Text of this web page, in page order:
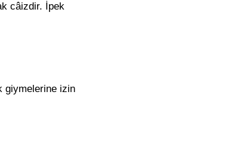
câizdir. İpek
giymelerine izin